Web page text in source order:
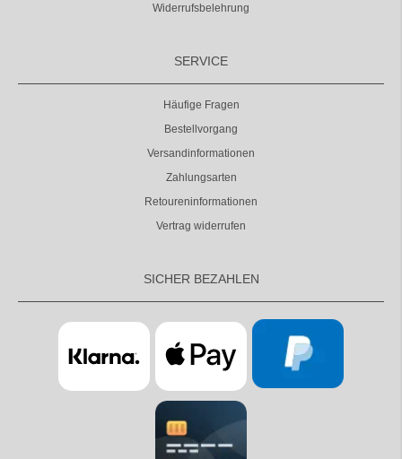
Widerrufsbelehrung
SERVICE
Häufige Fragen
Bestellvorgang
Versandinformationen
Zahlungsarten
Retoureninformationen
Vertrag widerrufen
SICHER BEZAHLEN